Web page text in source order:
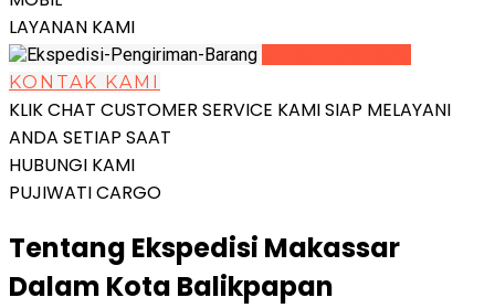
LAYANAN KAMI
KONTAK KAMI
KLIK CHAT CUSTOMER SERVICE KAMI SIAP MELAYANI
ANDA SETIAP SAAT
HUBUNGI KAMI
PUJIWATI CARGO
Tentang Ekspedisi Makassar
Dalam Kota Balikpapan